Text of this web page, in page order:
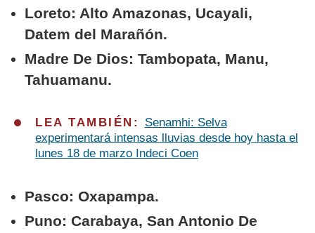
Loreto: Alto Amazonas, Ucayali,
Datem del Marañón.
Madre De Dios: Tambopata, Manu,
Tahuamanu.
LEA TAMBIÉN: Senamhi: Selva
experimentará intensas lluvias desde hoy hasta el
lunes 18 de marzo Indeci Coen
Pasco: Oxapampa.
Puno: Carabaya, San Antonio De